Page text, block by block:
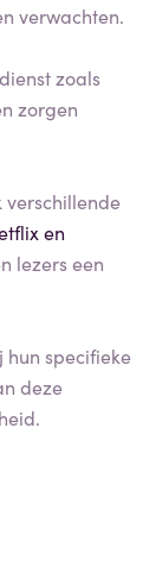
verwachten.
zoals
zorgen
en
lezers een
specifieke
deze